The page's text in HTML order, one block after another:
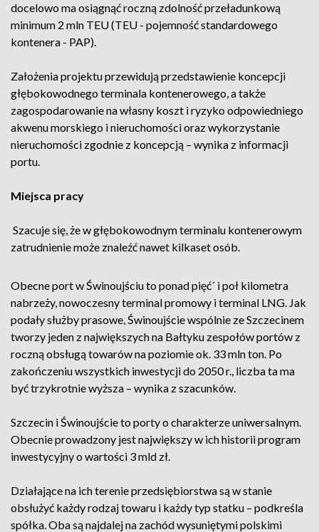
docelowo ma osiągnąć roczną zdolność przeładunkową
minimum 2 mln TEU (TEU - pojemność standardowego
kontenera - PAP).
Założenia projektu przewidują przedstawienie koncepcji
głębokowodnego terminala kontenerowego, a także
zagospodarowanie na własny koszt i ryzyko odpowiedniego
akwenu morskiego i nieruchomości oraz wykorzystanie
nieruchomości zgodnie z koncepcją – wynika z informacji
portu.
Miejsca pracy
Szacuje się, że w głębokowodnym terminalu kontenerowym
zatrudnienie może znaleźć nawet kilkaset osób.
Obecne port w Świnoujściu to ponad pięć´ i poł kilometra
nabrzeży, nowoczesny terminal promowy i terminal LNG. Jak
podały służby prasowe, Świnoujście wspólnie ze Szczecinem
tworzy jeden z największych na Bałtyku zespołów portów z
roczną obsługą towarów na poziomie ok. 33 mln ton. Po
zakończeniu wszystkich inwestycji do 2050 r., liczba ta ma
być trzykrotnie wyższa – wynika z szacunków.
Szczecin i Świnoujście to porty o charakterze uniwersalnym.
Obecnie prowadzony jest największy w ich historii program
inwestycyjny o wartości 3 mld zł.
Działające na ich terenie przedsiębiorstwa są w stanie
obsłużyć każdy rodzaj towaru i każdy typ statku – podkreśla
spółka. Oba są najdalej na zachód wysuniętymi polskimi